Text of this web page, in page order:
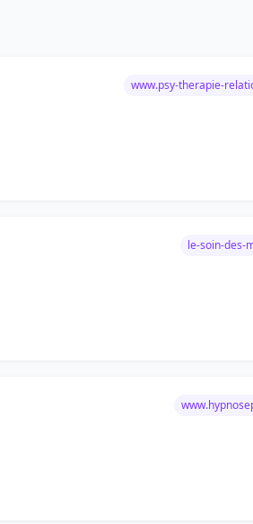
www.psy-therapie-
le-soin-des-